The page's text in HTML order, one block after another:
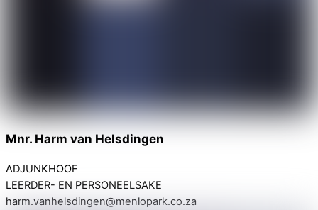
Mnr. Harm van Helsdingen
ADJUNKHOOF
LEERDER- EN PERSONEELSAKE
harm.vanhelsdingen@menlopark.co.za